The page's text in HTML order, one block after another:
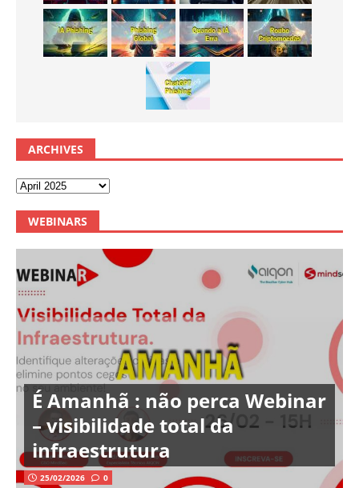
ARCHIVES
WEBINARS
É Amanhã : não perca Webinar
– visibilidade total da
infraestrutura
25/02/2026 0